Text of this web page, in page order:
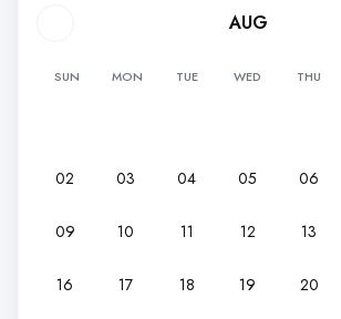
AUG
SUN MON TUE WED THU
02 03 04 05 06
09 10 11 12 13
16 17 18 19 20